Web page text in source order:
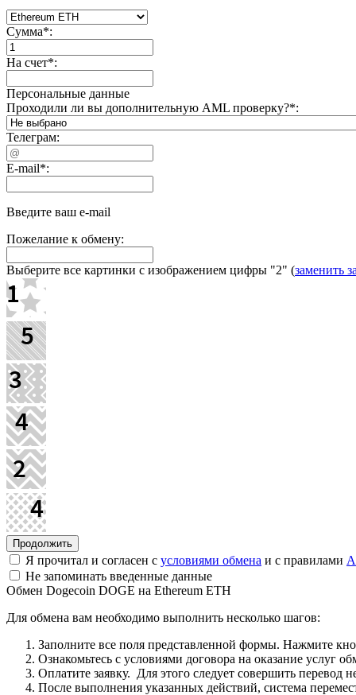
Сумма*:
На счет*:
Персональные данные
Проходили ли вы дополнительную AML проверку?*:
Телеграм:
E-mail*:
Введите ваш e-mail
Пожелание к обмену:
Выберите все картинки с изображением цифры "2" (заменить
Я прочитал и согласен с условиями обмена и с правилами
Не запоминать введенные данные
Обмен Dogecoin DOGE на Ethereum ETH
Для обмена вам необходимо выполнить несколько шагов:
Заполните все поля представленной формы. Нажмите
Ознакомьтесь с условиями договора на оказание услуг
Оплатите заявку. Для этого следует совершить
После выполнения указанных действий, система